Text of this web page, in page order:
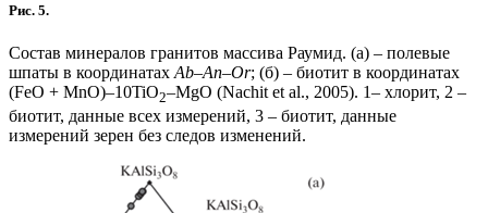
Рис. 5.
Состав минералов гранитов массива Раумид. (а) – полевые
шпаты в координатах Ab–An–Or; (б) – биотит в координатах
(FeO + MnO)–10TiO2–MgO (Nachit et al., 2005). 1– хлорит, 2 –
биотит, данные всех измерений, 3 – биотит, данные
измерений зерен без следов изменений.